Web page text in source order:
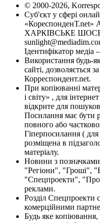
© 2000-2026,
Суб'єкт у сфері
«КореспонденТ.net»
ХАРКІВСЬКЕ ШОСЕ,
Ідентифікатор медіа
Використання будь-
сайті, дозволяється
Корреспондент.net.
При копіюванні
і світу» , для
відкрите для
Посилання має бути
повного або
Гіперпосилання (
розміщена в
матеріалу.
Новини з
"Регіони", "Гроші",
"Спецпроекти",
реклами.
Розділ Спецпроекти
комерційними
Будь яке